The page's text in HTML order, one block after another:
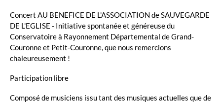
Concert AU BENEFICE DE L'ASSOCIATION de SAUVEGARDE
DE L'EGLISE - Initiative spontanée et généreuse du
Conservatoire à Rayonnement Départemental de Grand-
Couronne et Petit-Couronne, que nous remercions
chaleureusement !
Participation libre
Composé de musiciens issu tant des musiques actuelles que de